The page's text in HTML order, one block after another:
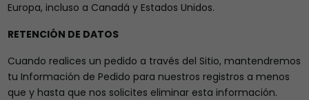
Europa, incluso a Canadá y Estados Unidos.
RETENCIÓN DE DATOS
Cuando realices un pedido a través del Sitio, mantendremos
tu Información de Pedido para nuestros registros a menos
que y hasta que nos solicites eliminar esta información.